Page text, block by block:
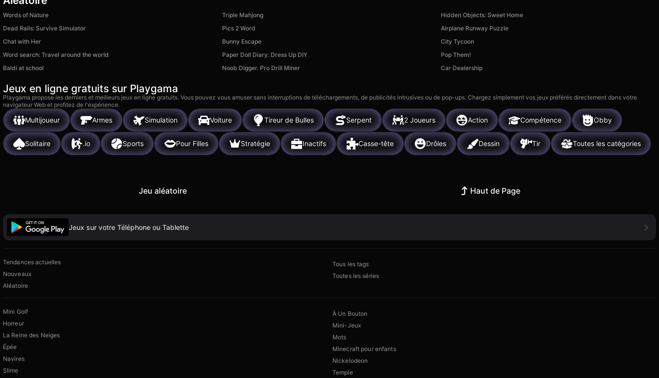
Words of Nature Triple Mahjong
Hidden Objects: Sweet Home
Dead Rails: Survive Simulator
Pics 2 Word
Airplane Runway Puzzle
Chat with Her
Bunny Escape
City Tycoon
Word search: Travel around the world
Paper Doll Diary: Dress Up DIY
Pop Them!
Baldi at school
Noob Digger. Pro Drill Miner Car Dealership
Jeux en ligne gratuits sur Playgama
Playgama propose les derniers et meilleurs jeux en ligne gratuits. Vous pouvez vous amuser sans interruptions de téléchargements, de publicités intrusives ou de pop-ups. Chargez simplement vos jeux préférés directement dans votre
navigateur Web et profitez de l'expérience.
Multijoueur Armes Simulation Voiture Tireur de Bulles Serpent 2 Joueurs Action Compétence Obby
Solitaire .io Sports Pour Filles Stratégie Inactifs Casse-tête Drôles Dessin Tir Toutes les catégories
Jeu aléatoire Haut de Page
Jeux sur votre Téléphone ou Tablette
Tendances actuelles
Nouveaux
Aléatoire
Tous les tags
Toutes les séries
Mini Golf
Horreur
La Reine des Neiges
Épée
Navires
Slime
À Un Bouton
Mini-Jeux
Mots
Minecraft pour enfants
Nickelodeon
Temple